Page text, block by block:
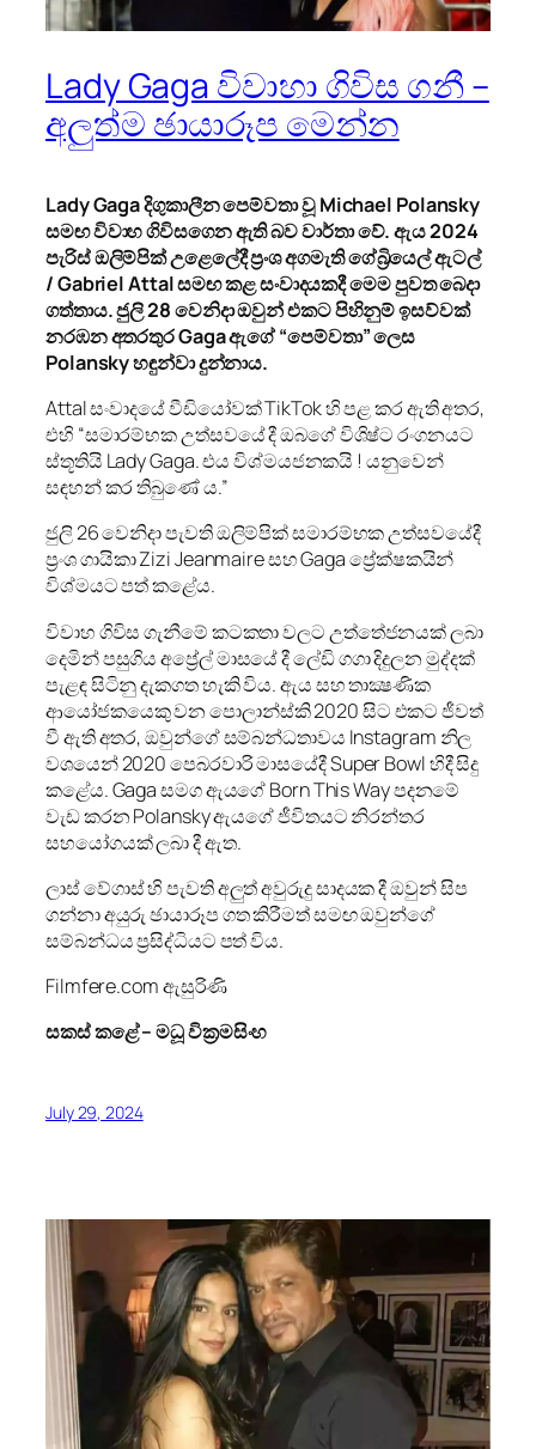
Lady Gaga විවාහා ගිවිස ගනී –
අලුත්ම ඡායාරූප මෙන්න
Lady Gagaදිගුකාලීන පෙම්වතා වූMichael Polansky
සමඟ විවාහ ගිවිසගෙන ඇති බව වාර්තා වේ.ඇය2024
පැරිස් ඔලිම්පික් උළෙලේදී ප්‍රංශ අගමැති ගේබ්‍රියෙල් ඇටල්
/Gabriel Attalසමඟ කළ සංවාදයකදී මෙම පුවත බෙදා
ගත්තාය. ජුලි28වෙනිදා ඔවුන් එකට පිහිනුම් ඉසව්වක්
නරඹන අතරතුරGagaඇගේ “පෙම්වතා” ලෙස
Polanskyහඳුන්වා දුන්නාය.
Attal සංවාදයේ වීඩියෝවක් TikTok හි පළ කර ඇති අතර,
එහි “සමාරම්භක උත්සවයේ දී ඔබගේ විශිෂ්ට රංගනයට
ස්තූතියි Lady Gaga. එය විශ්මයජනකයි ! යනුවෙන්
සඳහන් කර තිබුණේ ය.”
ජුලි 26 වෙනිදා පැවති ඔලිම්පික් සමාරම්භක උත්සවයේදී
ප්‍රංශ ගායිකා Zizi Jeanmaire සහ Gaga ප්‍රේක්ෂකයින්
විශ්මයට පත් කළේය.
විවාහ ගිවිස ගැනීමේ කටකතා වලට උත්තේජනයක් ලබා
දෙමින් පසුගිය අප්‍රේල් මාසයේ දී ලේඩි ගගා දිදුලන මුද්දක්
පැළඳ සිටිනු දැකගත හැකි විය. ඇය සහ තාක්‍ෂණික
ආයෝජකයෙකු වන පොලාන්ස්කි 2020 සිට එකට ජීවත්
වී ඇති අතර, ඔවුන්ගේ සම්බන්ධතාවය Instagram නිල
වශයෙන් 2020 පෙබරවාරි මාසයේදී Super Bowl හිදී සිදු
කළේය. Gaga සමග ඇයගේ Born This Way පදනමේ
වැඩ කරන Polansky ඇයගේ ජීවිතයට නිරන්තර
සහයෝගයක් ලබා දී ඇත.
ලාස් වේගාස් හි පැවති අලුත් අවුරුදු සාදයක ​​දී ඔවුන් සිප
ගන්නා අයුරු ඡායාරූප ගත කිරීමත් සමඟ ඔවුන්ගේ
සම්බන්ධය ප්‍රසිද්ධියට පත් විය.
Filmfere.com ඇසුරිණි
සකස් කළේ – මධූ වික්‍රමසිංහ
July 29, 2024